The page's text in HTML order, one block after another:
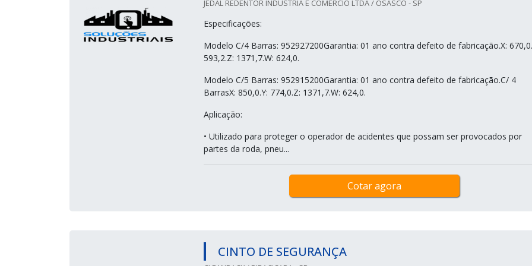
JEDAL REDENTOR INDÚSTRIA E COMÉRCIO LTDA / OSASCO - SP
Especificações:
Modelo C/4 Barras: 952927200Garantia: 01 ano contra defeito de fabricação.X:
593,2.Z: 1371,7.W: 624,0.
Modelo C/5 Barras: 952915200Garantia: 01 ano contra defeito de fabricação.C/ 4
BarrasX: 850,0.Y: 774,0.Z: 1371,7.W: 624,0.
Aplicação:
• Utilizado para proteger o operador de acidentes que possam ser provocados por
partes da roda, pneu...
Cotar agora
CINTO DE SEGURANÇA